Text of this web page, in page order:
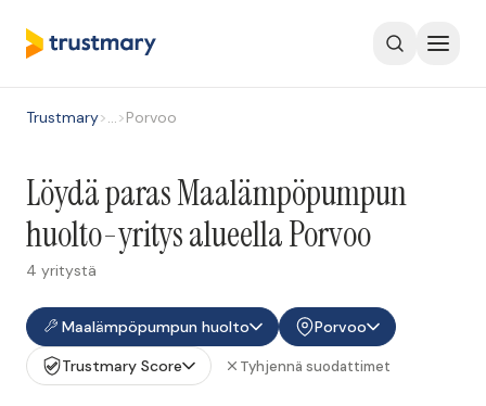
Trustmary>…>Porvoo
Löydä paras Maalämpöpumpun
huolto-yritys alueella Porvoo
4 yritystä
Maalämpöpumpun huolto
Porvoo
Trustmary Score
Tyhjennä suodattimet